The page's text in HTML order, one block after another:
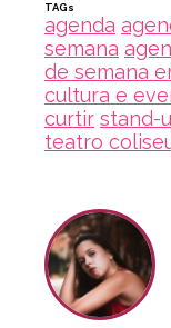
TAGs
agenda
semana
de semana
cultura e
curtir stand-
teatro